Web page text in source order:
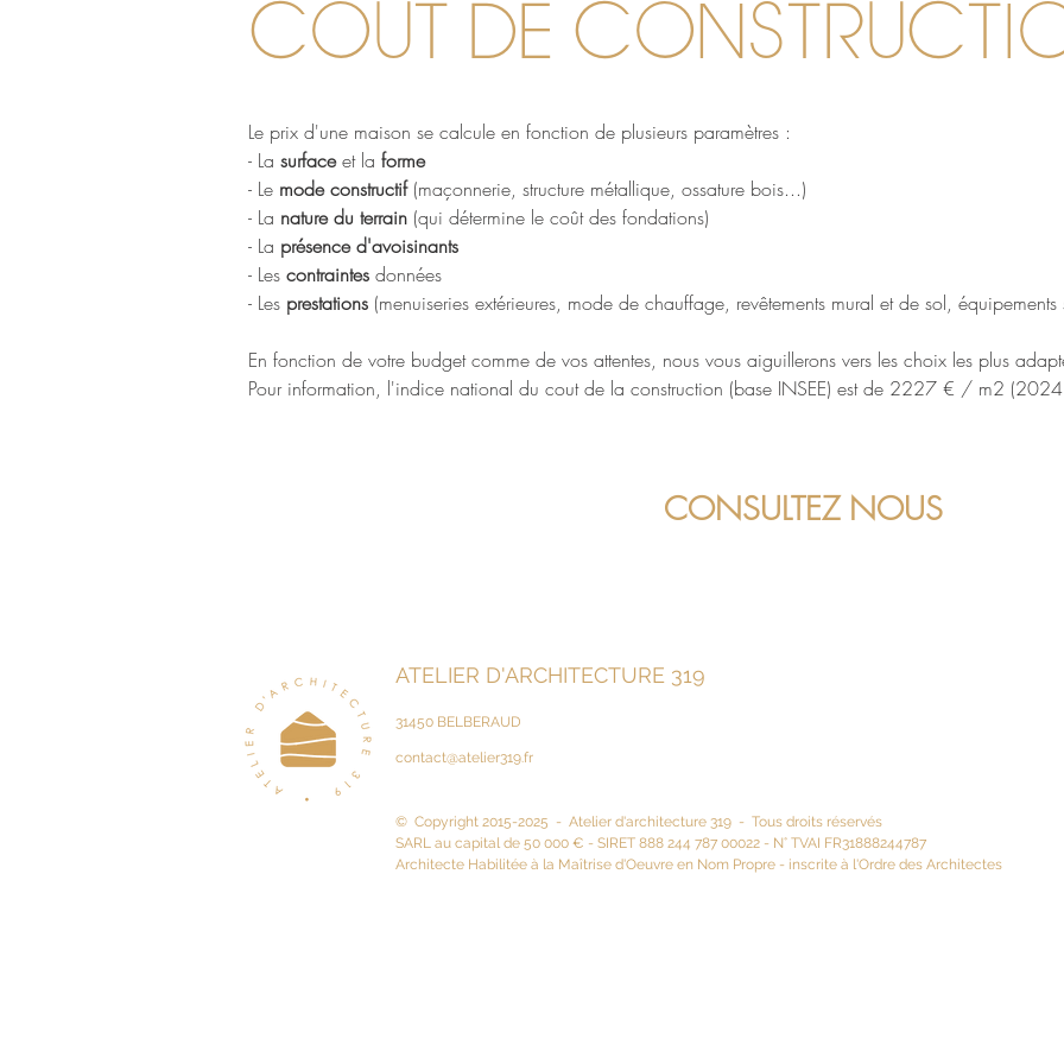
COUT DE
Le prix d'une maison se calcule en fonction de plusieurs paramètres :
- La surfaceet la forme
- Le mode constructif (maçonnerie, structure métallique, ossature bois...)
- La nature du terrain (qui détermine le coût des fondations)
- La présence d'avoisinants
- Les contraintes données
- Les prestations (menuiseries extérieures, mode de chauffage, revêtements mural et de sol,
En fonction de votre budget comme de vos attentes, nous vous aiguillerons vers les choix les plus
Pour information, l'indice national du cout de la construction (base INSEE) est de 2227 € / m2 (2024
CONSULTEZ NOUS
ATELIER D'ARCHITECTURE 319
31450 BELBERAUD
contact@atelier319.fr
© Copyright 2015-2025 - Atelier d'architecture 319 - Tous droits réservés
SARL au capital de 50 000 € - SIRET 888 244 787 00022 - N° TVAI FR31888244787
Architecte Habilitée à la Maîtrise d'Oeuvre en Nom Propre - inscrite à l'Ordre des Architectes